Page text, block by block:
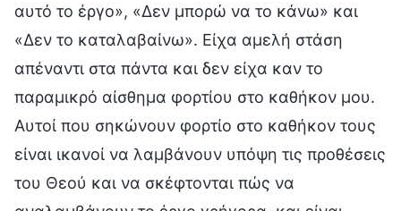
αυτό το έργο», «Δεν μπορώ να το κάνω» και
«Δεν το καταλαβαίνω». Είχα αμελή στάση
απέναντι στα πάντα και δεν είχα καν το
παραμικρό αίσθημα φορτίου στο καθήκον μου.
Αυτοί που σηκώνουν φορτίο στο καθήκον τους
είναι ικανοί να λαμβάνουν υπόψη τις προθέσεις
του Θεού και να σκέφτονται πώς να